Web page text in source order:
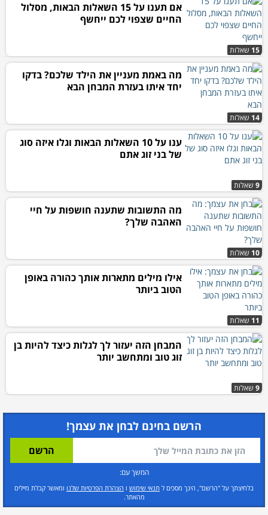
15 שאלות
אם תענו על 15 השאלות הבאות, מסלול
החיים שצפוי לכם ייחשף
14 שאלות
מה באמת מעניין את הילד שלכם? בדקו
יחד איתו בעזרת המבחן הבא
9 שאלות
ענו על 10 השאלות הבאות וגלו איזה סוג
של בני זוג אתם
10 שאלות
מה התשובות שתענה חושפות על חיי
האהבה שלך?
11 שאלות
אילו מילים מתארות אותך כהורה באופן
הטוב ביותר
9 שאלות
המבחן הזה יעזור לך לגלות כיצד להיות בן
זוג טוב ומתחשב יותר
הרשם בחינם לבחן את עצמך!
המשך עם:
בלחיצתך על "הרשם", הינך מסכים ל תנאי שימוש ו הצהרת הפרטיות שלנו ומאשר קבלת מיילים
מהאתר.